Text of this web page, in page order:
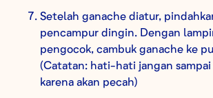
Setelah ganache diatur,
pencampur dingin. Dengan
pengocok, cambuk ganache ke
(Catatan: hati-hati jangan
karena akan pecah)